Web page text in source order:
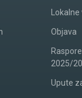
Objava
2025/
Upute